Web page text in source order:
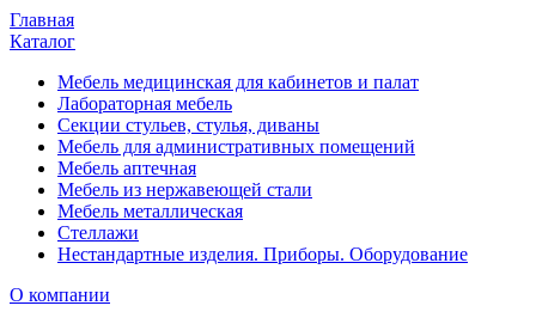
Главная
Каталог
Мебель медицинская для кабинетов и палат
Лабораторная мебель
Секции стульев, стулья, диваны
Мебель для административных помещений
Мебель аптечная
Мебель из нержавеющей стали
Мебель металлическая
Стеллажи
Нестандартные изделия. Приборы. Оборудование
О компании